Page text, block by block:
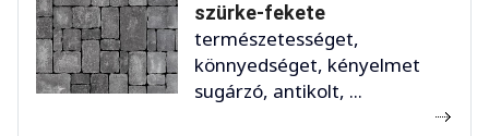
szürke-fekete
természetességet,
könnyedséget, kényelmet
sugárzó, antikolt, ...